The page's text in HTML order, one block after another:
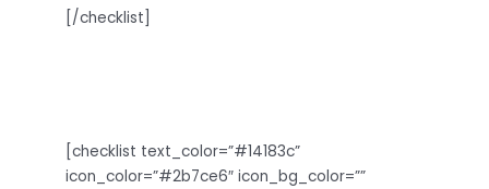
[/checklist]
[checklist text_color=”#14183c”
icon_color=”#2b7ce6″ icon_bg_color=””